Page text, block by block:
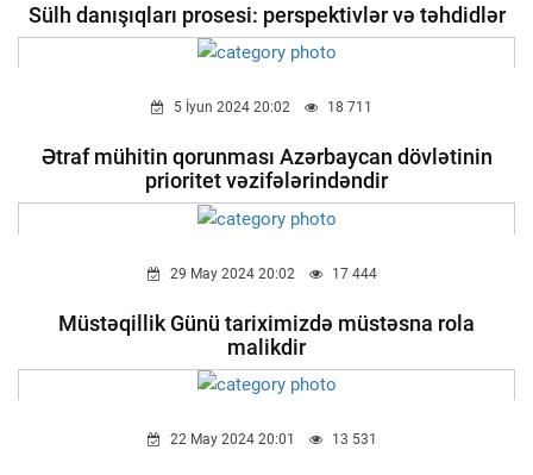
Sülh danışıqları prosesi: perspektivlər və təhdidlər
5 İyun 2024 20:02 18 711
Ətraf mühitin qorunması Azərbaycan dövlətinin
prioritet vəzifələrindəndir
29 May 2024 20:02 17 444
Müstəqillik Günü tariximizdə müstəsna rola
malikdir
22 May 2024 20:01 13 531